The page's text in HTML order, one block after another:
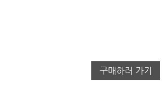
구매하러 가기